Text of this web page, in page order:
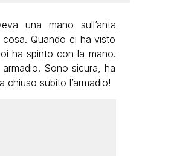
una mano sull’anta
cosa. Quando ci ha visto
ha spinto con la mano.
Sono sicura, ha
subito l’armadio!